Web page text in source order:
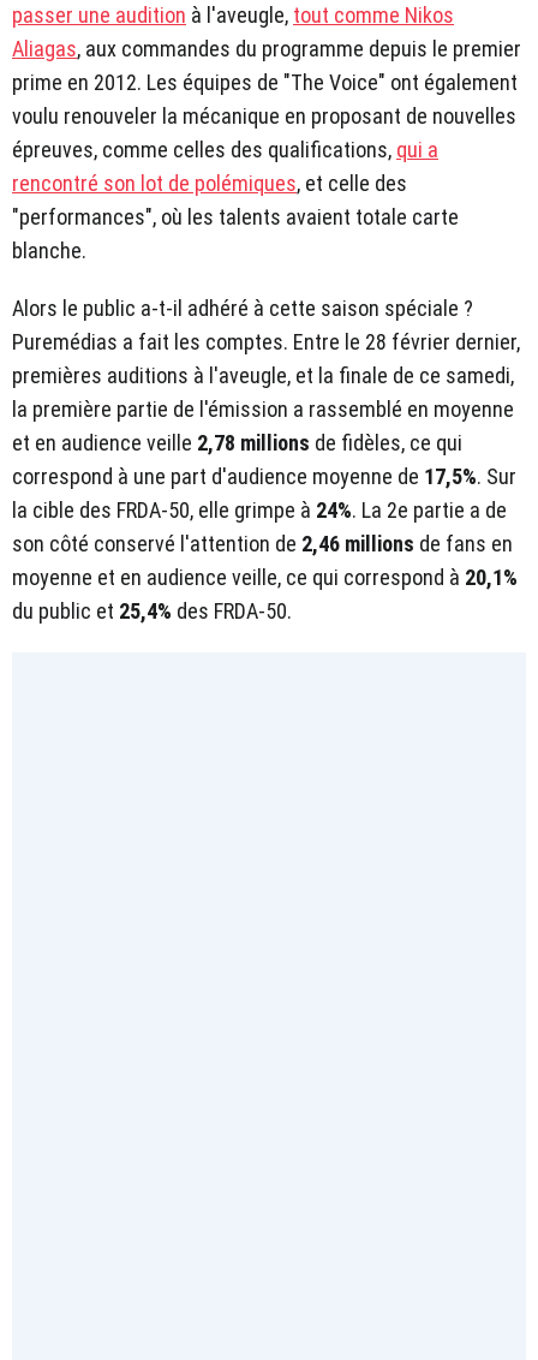
passer une audition à l'aveugle, tout comme Nikos
Aliagas, aux commandes du programme depuis le premier
prime en 2012. Les équipes de "The Voice" ont également
voulu renouveler la mécanique en proposant de nouvelles
épreuves, comme celles des qualifications, qui a
rencontré son lot de polémiques, et celle des
"performances", où les talents avaient totale carte
blanche.
Alors le public a-t-il adhéré à cette saison spéciale ?
Puremédias a fait les comptes. Entre le 28 février dernier,
premières auditions à l'aveugle, et la finale de ce samedi,
la première partie de l'émission a rassemblé en moyenne
et en audience veille 2,78 millions de fidèles, ce qui
correspond à une part d'audience moyenne de 17,5%. Sur
la cible des FRDA-50, elle grimpe à 24%. La 2e partie a de
son côté conservé l'attention de 2,46 millions de fans en
moyenne et en audience veille, ce qui correspond à 20,1%
du public et 25,4% des FRDA-50.